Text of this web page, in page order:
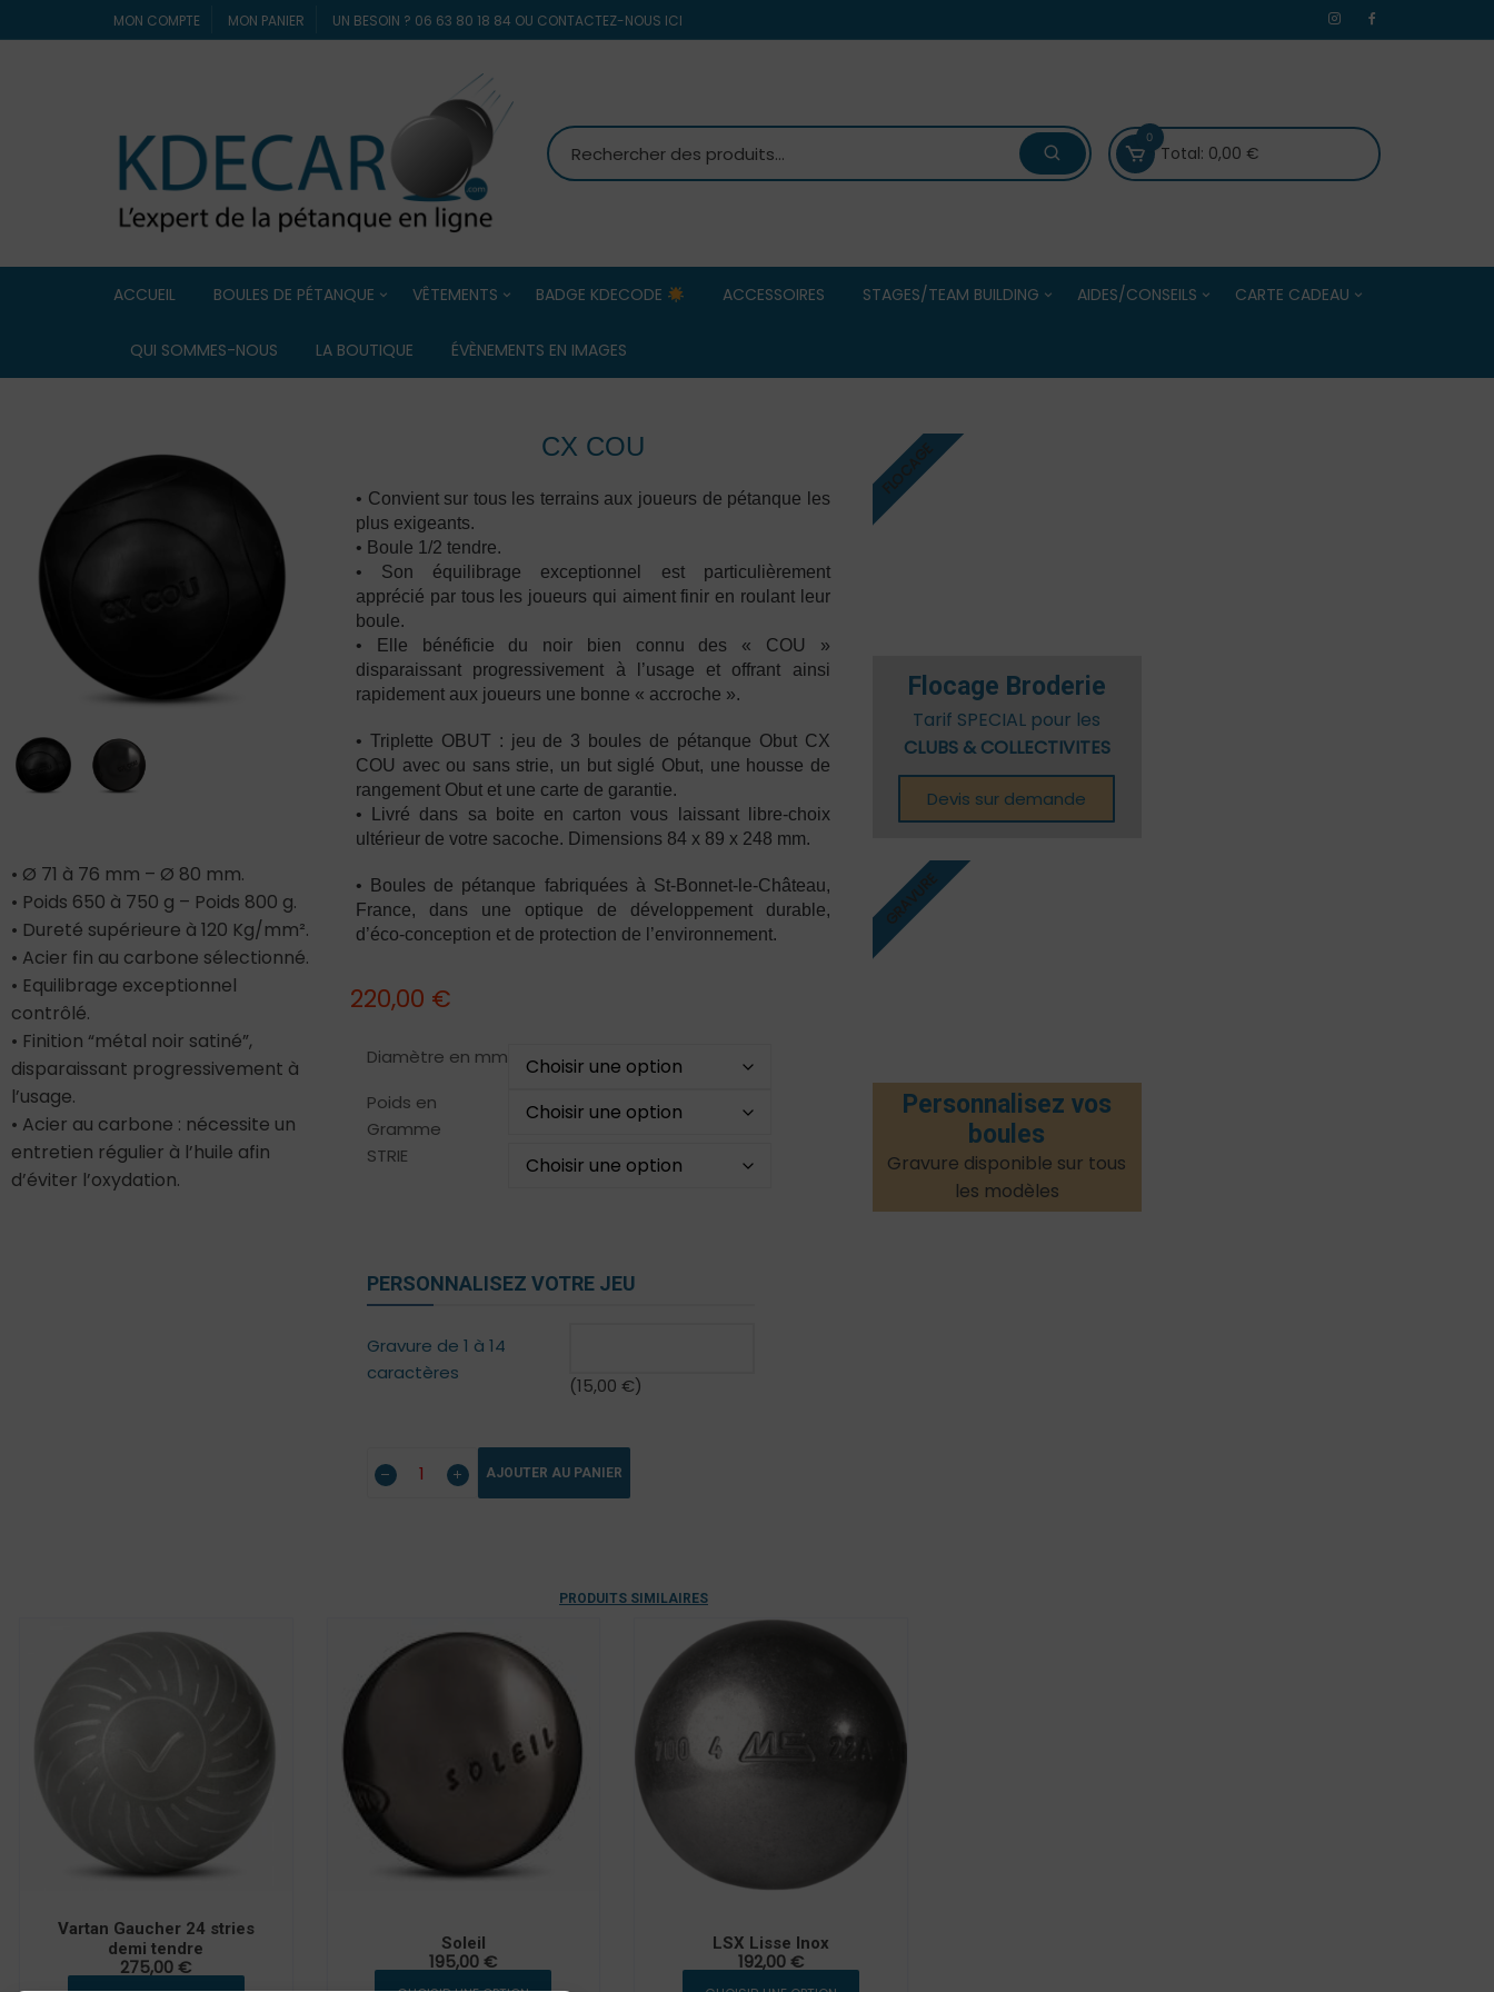
MON COMPTE MON PANIER UN BESOIN ? 06 63 80 18 84 OU CONTACTEZ-NOUS ICI
0
Total: 0,00 €
ACCUEIL BOULES DE PÉTANQUE
Boules de compétition MS PETANQUE
BOULENCIEL
LA BOULE BLEUE
TORO PETANK
souples
VÊTEMENTS
ELDERA
BADGE KDECODE ACCESSOIRES STAGES/TEAM BUILDING
d’entreprise/ Centres
Stage Pétanque Adultes
Stage Enfants/Ados
AIDES/CONSEILS
pétanque
CARTE CADEAU
QUI SOMMES-NOUS LA BOUTIQUE ÉVÈNEMENTS EN IMAGES
• Ø 71 à 76 mm – Ø 80 mm.
• Poids 650 à 750 g – Poids 800 g.
• Dureté supérieure à 120 Kg/mm².
• Acier fin au carbone sélectionné.
• Equilibrage exceptionnel
contrôlé.
• Finition “métal noir satiné”,
disparaissant progressivement à
l’usage.
• Acier au carbone : nécessite un
entretien régulier à l’huile afin
d’éviter l’oxydation.
CX COU
• Convient sur tous les terrains aux joueurs de pétanque les
plus exigeants.
• Boule 1/2 tendre.
• Son équilibrage exceptionnel est particulièrement
apprécié par tous les joueurs qui aiment finir en roulant leur
boule.
• Elle bénéficie du noir bien connu des « COU »
disparaissant progressivement à l’usage et offrant ainsi
rapidement aux joueurs une bonne « accroche ».
• Triplette OBUT : jeu de 3 boules de pétanque Obut CX
COU avec ou sans strie, un but siglé Obut, une housse de
rangement Obut et une carte de garantie.
• Livré dans sa boite en carton vous laissant libre-choix
ultérieur de votre sacoche. Dimensions 84 x 89 x 248 mm.
• Boules de pétanque fabriquées à St-Bonnet-le-Château,
France, dans une optique de développement durable,
d’éco-conception et de protection de l’environnement.
220,00 €
Diamètre en mm
Poids en
Gramme
STRIE
PERSONNALISEZ VOTRE JEU
Gravure de 1 à 14
caractères
(15,00 €)
AJOUTER AU PANIER
Flocage Broderie
Tarif SPECIAL pour les
CLUBS & COLLECTIVITES
Devis sur demande
FLOCAGE
Personnalisez vos
boules
Gravure disponible sur tous
les modèles​
GRAVURE
PRODUITS SIMILAIRES
Vartan Gaucher 24 stries
demi tendre
275,00€
Soleil
195,00€
LSX Lisse Inox
192,00€